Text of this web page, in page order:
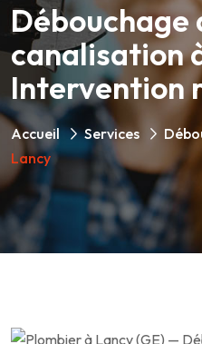
Débouchage
canalisation
Intervention
Accueil Services
Lancy